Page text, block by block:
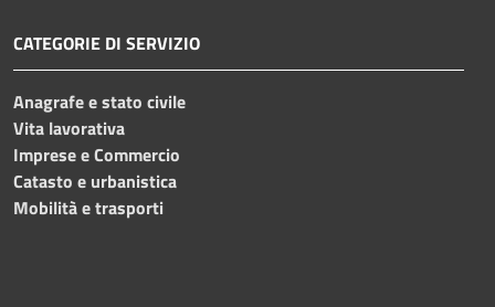
CATEGORIE DI SERVIZIO
Anagrafe e stato civile
Vita lavorativa
Imprese e Commercio
Catasto e urbanistica
Mobilità e trasporti